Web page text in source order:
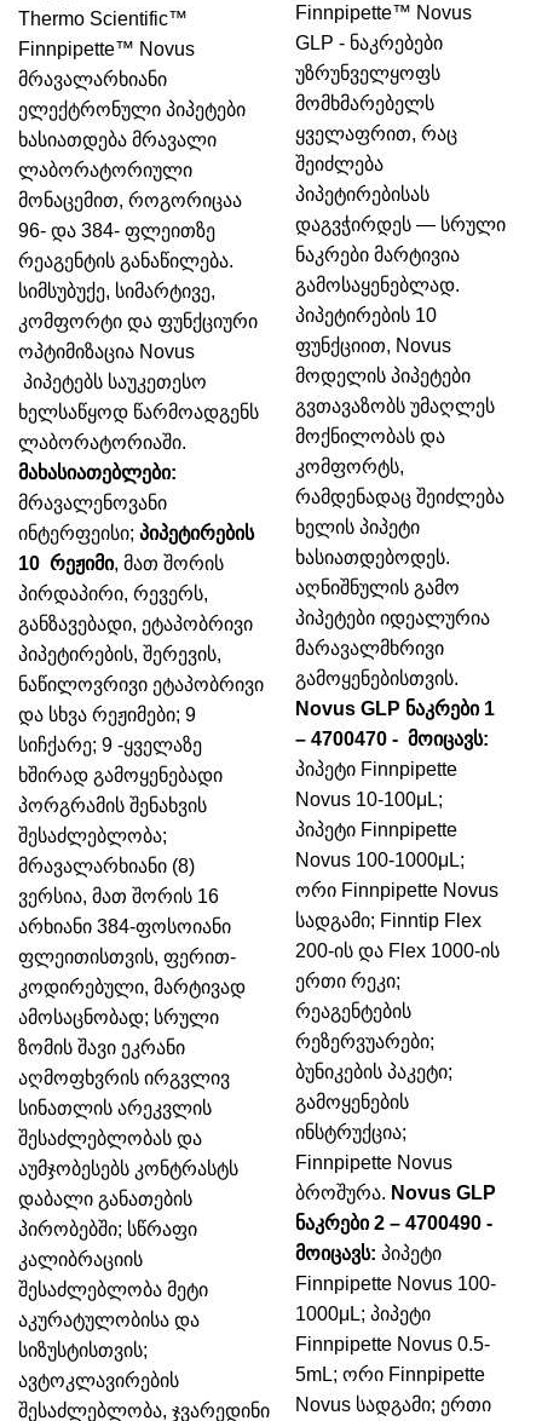
Thermo Scientific™
Finnpipette™ Novus
მრავალარხიანი
ელექტრონული პიპეტები
ხასიათდება მრავალი
ლაბორატორიული
მონაცემით, როგორიცაა
96- და 384- ფლეითზე
რეაგენტის განაწილება.
სიმსუბუქე, სიმარტივე,
კომფორტი და ფუნქციური
ოპტიმიზაცია Novus
პიპეტებს საუკეთესო
ხელსაწყოდ წარმოადგენს
ლაბორატორიაში.
მახასიათებლები:
მრავალენოვანი
ინტერფეისი; პიპეტირების
10 რეჟიმი, მათ შორის
პირდაპირი, რევერს,
განზავებადი, ეტაპობრივი
პიპეტირების, შერევის,
ნაწილოვრივი ეტაპობრივი
და სხვა რეჟიმები; 9
სიჩქარე; 9 -ყველაზე
ხშირად გამოყენებადი
პორგრამის შენახვის
შესაძლებლობა;
მრავალარხიანი (8)
ვერსია, მათ შორის 16
არხიანი 384-ფოსოიანი
ფლეითისთვის, ფერით-
კოდირებული, მარტივად
ამოსაცნობად; სრული
ზომის შავი ეკრანი
აღმოფხვრის ირგვლივ
სინათლის არეკვლის
შესაძლებლობას და
აუმჯობესებს კონტრასტს
დაბალი განათების
პირობებში; სწრაფი
კალიბრაციის
შესაძლებლობა მეტი
აკურატულობისა და
სიზუსტისთვის;
ავტოკლავირების
შესაძლებლობა, ჯვარედინი
Finnpipette™ Novus
GLP - ნაკრებები
უზრუნველყოფს
მომხმარებელს
ყველაფრით, რაც
შეიძლება
პიპეტირებისას
დაგვჭირდეს — სრული
ნაკრები მარტივია
გამოსაყენებლად.
პიპეტირების 10
ფუნქციით, Novus
მოდელის პიპეტები
გვთავაზობს უმაღლეს
მოქნილობას და
კომფორტს,
რამდენადაც შეიძლება
ხელის პიპეტი
ხასიათდებოდეს.
აღნიშნულის გამო
პიპეტები იდეალურია
მარავალმხრივი
გამოყენებისთვის.
Novus GLP ნაკრები 1
– 4700470 - მოიცავს:
პიპეტი Finnpipette
Novus 10-100μL;
პიპეტი Finnpipette
Novus 100-1000μL;
ორი Finnpipette Novus
სადგამი; Finntip Flex
200-ის და Flex 1000-ის
ერთი რეკი;
რეაგენტების
რეზერვუარები;
ბუნიკების პაკეტი;
გამოყენების
ინსტრუქცია;
Finnpipette Novus
ბროშურა. Novus GLP
ნაკრები 2 – 4700490 -
მოიცავს: პიპეტი
Finnpipette Novus 100-
1000μL; პიპეტი
Finnpipette Novus 0.5-
5mL; ორი Finnpipette
Novus სადგამი; ერთი